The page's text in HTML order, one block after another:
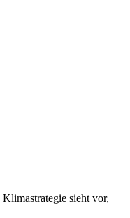
sieht vor,